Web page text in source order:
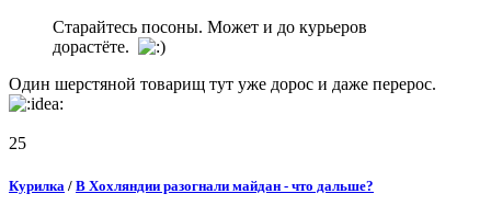
Старайтесь посоны. Может и до курьеров
дорастёте.
Один шерстяной товарищ тут уже дорос и даже перерос.
25
Курилка / В Хохляндии разогнали майдан - что дальше?